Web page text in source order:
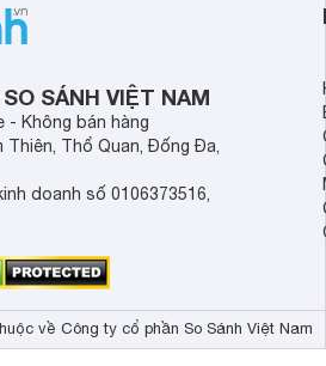
lý
hiện đại.
là máy hút mùi
review chi tiết về
này nhé!
SÁNH VIỆT NAM
- Không bán hàng
Thiên, Thổ Quan, Đống Đa,
doanh số 0106373516,
về Công ty cổ phần So Sánh Việt Nam